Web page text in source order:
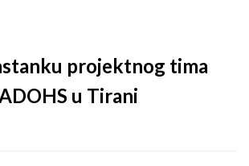
projektnog tima
u Tirani